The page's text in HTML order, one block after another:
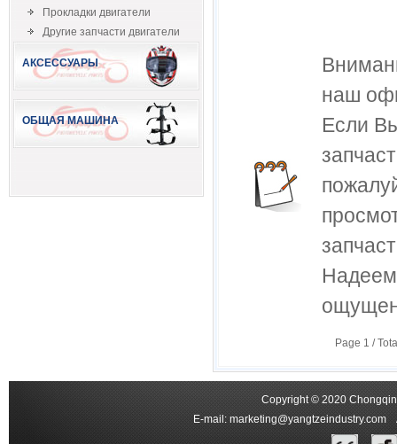
Прокладки двигатели
Другие запчасти двигатели
АКСЕССУАРЫ
ОБЩАЯ МАШИНА
наш
Если
Page 1 /
Copyright © 2020
E-mail: marketing@yangtzeindustry.com